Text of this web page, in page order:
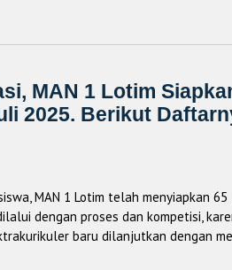
MAN 1 Lotim
2025. Berikut
MAN 1 Lotim telah menyiapkan
dengan proses dan kompetisi,
baru dilanjutkan dengan